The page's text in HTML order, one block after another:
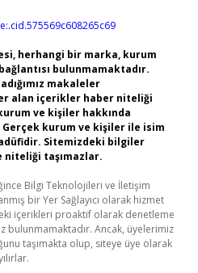
herhangi bir marka, kurum
bulunmamaktadır.
makaleler
alan içerikler haber niteliği
ve kişiler hakkında
Gerçek kurum ve kişiler ile isim
Sitemizdeki bilgiler
taşımazlar.
Bilgi Teknolojileri ve İletişim
bir Yer Sağlayıcı olarak hizmet
içerikleri proaktif olarak denetleme
bulunmamaktadır. Ancak, üyelerimiz
taşımakta olup, siteye üye olarak